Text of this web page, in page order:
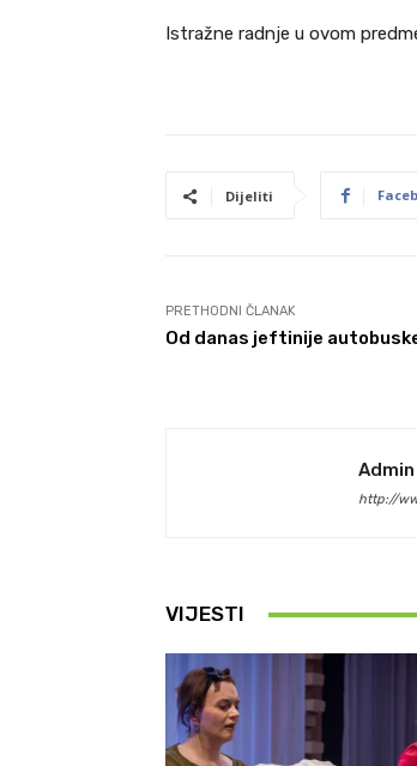
Istražne radnje u ovom
Dijeliti
PRETHODNI ČLANAK
Od danas jeftinije
Admin
http://
VIJESTI